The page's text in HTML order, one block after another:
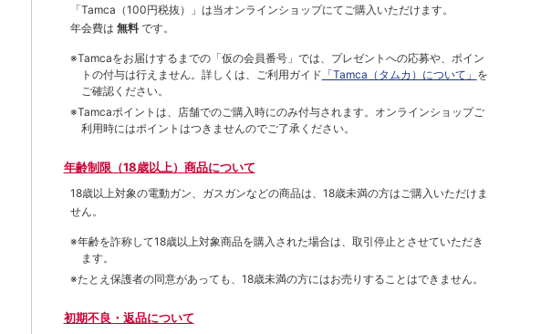
「Tamca （100円税抜）
」は当オンラインショップにてご購⼊いただけます。
年会費は 無料 です。
※Tamcaをお届けするまでの「仮の会員番号」では、プレゼントへの応募や、ポイン
トの付与は⾏えません。詳しくは、ご利⽤ガイド 「Tamca（タムカ）について」 を
ご確認ください。
※Tamcaポイントは、店舗でのご購⼊時にのみ付与されます。オンラインショップご
利用時にはポイントはつきませんのでご了承ください。
年齢制限（18歳以上）商品について
18歳以上対象の電動ガン、ガスガンなどの商品は、18歳未満の方はご購入いただけま
せん。
※年齢を詐称して18歳以上対象商品を購入された場合は、取引停止とさせていただき
ます。
※たとえ保護者の同意があっても、18歳未満の方にはお売りすることはできません。
初期不良・返品について